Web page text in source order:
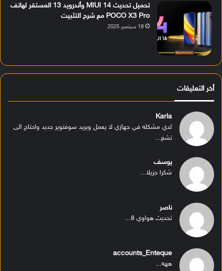
تحميل تحديث MIUI 14 وأندرويد 13 المستقر لهاتف
POCO X3 Pro مع شرح التثبيت
18 سبتمبر 2025
أخر التعليقات
Karla
لدي مشكله في جهازي لا يعمل ويريد سوفتوير جديد واحتاج الى
تشغ...
يوسف
شكرا جزيلا...
ناصر
تحديث هواوي 8...
accounts_Enteque
ههه...